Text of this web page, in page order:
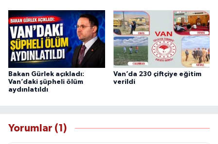
Bakan Gürlek açıkladı:
Van’daki şüpheli ölüm
aydınlatıldı
Van’da 230 çiftçiye eğitim
verildi
Yorumlar (1)